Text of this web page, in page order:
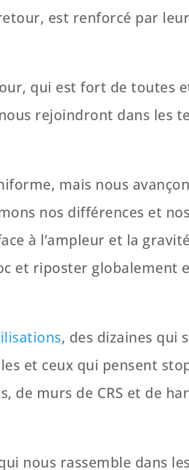
est renforcé par
qui est fort de toutes
rejoindront dans les
mais nous
nos différences et
à l’ampleur et la
et riposter globalement
, des dizaines qui
et ceux qui pensent
de murs de CRS et de
nous rassemble dans